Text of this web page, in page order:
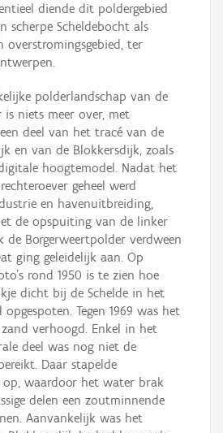
diende dit poldergebied
scherpe Scheldebocht als
overstromingsgebied, ter
polderlandschap van de
is niets meer over, met
deel van het tracé van de
en van de Blokkersdijk, zoals
hoogtemodel. Nadat het
geheel werd
en havenuitbreiding,
de opspuiting van de linker
de Borgerweertpolder verdween
ging geleidelijk aan. Op
rond 1950 is te zien hoe
dicht bij de Schelde in het
Tegen 1969 was het
verhoogd. Enkel in het
deel was nog niet de
Daar stapelde
op, waardoor het water brak
delen een zoutminnende
Aanvankelijk was het